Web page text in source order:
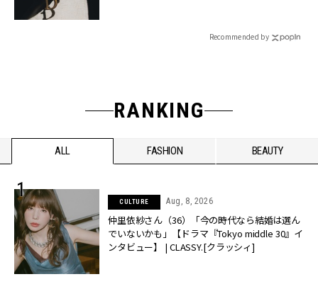
Recommended by
RANKING
ALL FASHION BEAUTY
CULTURE Aug, 8, 2026
仲里依紗さん（36）「今の時代なら結婚は選ん
でいないかも」【ドラマ『Tokyo middle 30』イ
ンタビュー】 | CLASSY.[クラッシィ]